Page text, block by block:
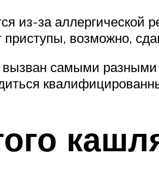
из-за аллергической
возможно,
самыми